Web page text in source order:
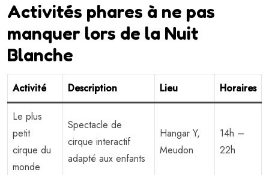
Activités phares à ne pas
manquer lors de la Nuit
Blanche
Activité Description Lieu Horaires
Le plus
petit
cirque du
monde
Spectacle de
cirque interactif
adapté aux enfants
Hangar Y,
Meudon
14h –
22h